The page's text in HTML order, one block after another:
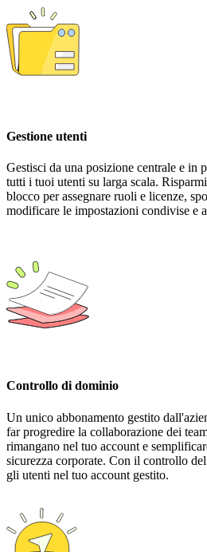
Gestione utenti
Gestisci da una posizione centrale e in
tutti i tuoi utenti su larga scala.
blocco per assegnare ruoli e licenze,
modificare le impostazioni condivise e
Controllo di dominio
Un unico abbonamento gestito
far progredire la collaborazione dei
rimangano nel tuo account e
sicurezza corporate. Con il controllo
gli utenti nel tuo account gestito.